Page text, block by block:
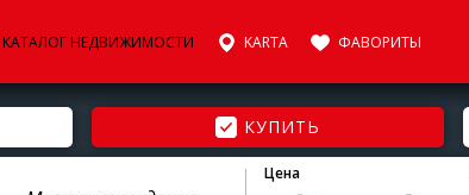
КАТАЛОГ НЕДВИЖИМОСТИ KARTA ФАВОРИТЫ
КУПИТЬ
Цена